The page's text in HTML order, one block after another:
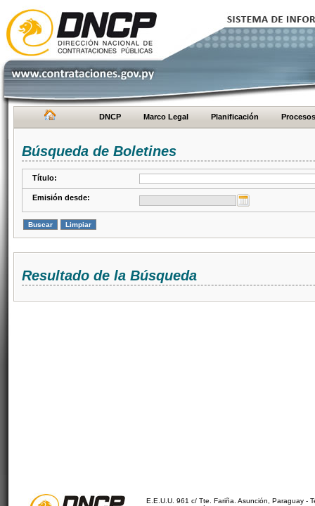
DNCP Marco Legal Planificación Procesos
Búsqueda de Boletines
Título:
Emisión desde:
Resultado de la Búsqueda
E.E.U.U. 961 c/ Tte. Fariña. Asunción, Paraguay -